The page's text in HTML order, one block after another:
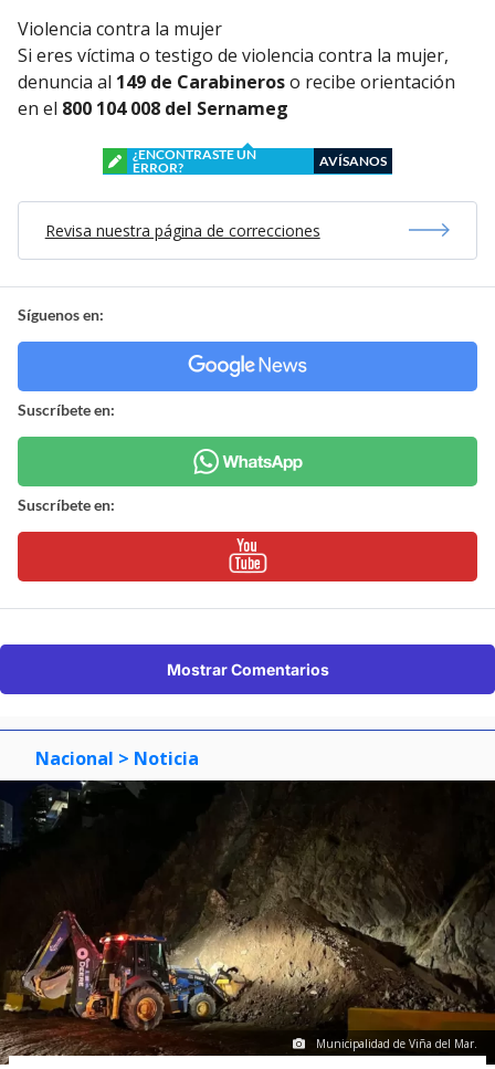
Violencia contra la mujer
Si eres víctima o testigo de violencia contra la mujer,
denuncia al 149 de Carabineroso recibe orientación
en el 800 104 008 del Sernameg
¿ENCONTRASTE UN
ERROR?
AVÍSANOS
Revisa nuestra página de correcciones
Síguenos en:
Suscríbete en:
Suscríbete en:
Mostrar Comentarios
Nacional > Noticia
Municipalidad de Viña del Mar.